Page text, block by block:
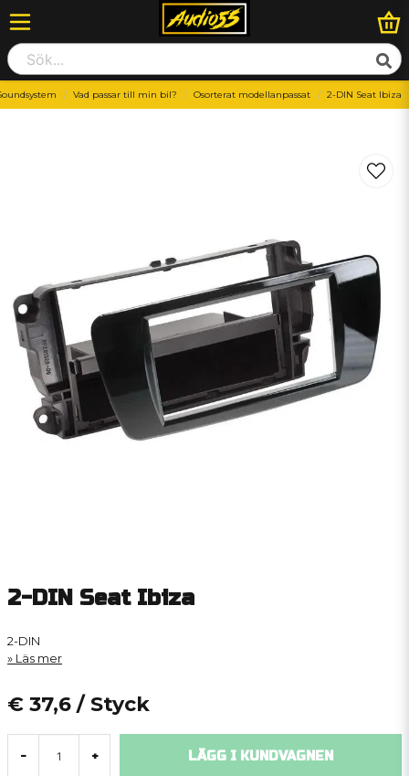
Vad passar till min bil? Osorterat modellanpassat 2-DIN Seat Ibiza
2-DIN Seat Ibiza
2-DIN
Läs mer
€ 37,6 / Styck
- + LÄGG I KUNDVAGNEN